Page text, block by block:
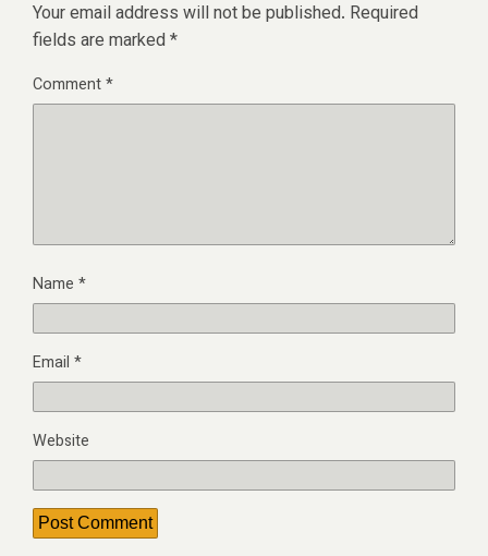
Your email address will not be published. Required
fields are marked *
Comment*
Name *
Email *
Website